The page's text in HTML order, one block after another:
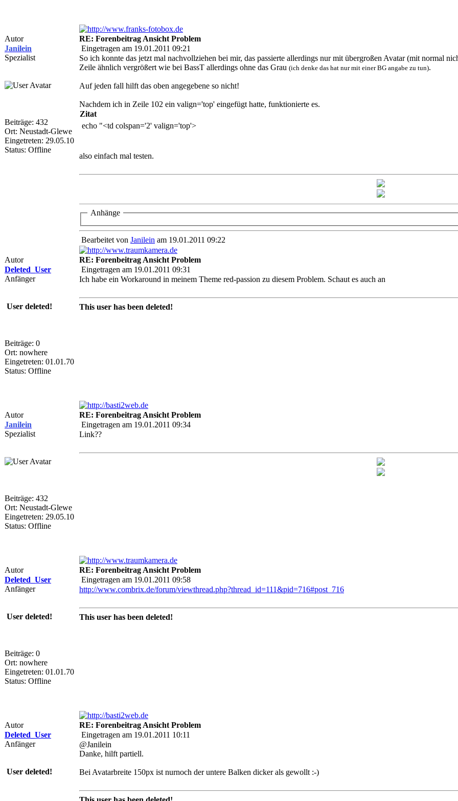
Autor RE: Forenbeitrag Ansicht Problem
Janilein
Spezialist
Beiträge: 432
Ort: Neustadt-Glewe
Eingetreten: 29.05.10
Status: Offline
Eingetragen am 19.01.2011 09:21
So ich konnte das jetzt mal nachvollziehen bei mir, das passierte allerdings nur mit übergroßen Avatar (mit normal
Zeile ähnlich vergrößert wie bei BassT allerdings ohne das Grau (ich denke das hat nur mit einer BG angabe zu tun).
Auf jeden fall hilft das oben angegebene so nicht!
Nachdem ich in Zeile 102 ein valign='top' eingefügt hatte, funktionierte es.
Zitat
echo "<td colspan='2' valign='top'>
also einfach mal testen.
Anhänge
Bearbeitet von Janilein am 19.01.2011 09:22
Autor RE: Forenbeitrag Ansicht Problem
Deleted_User
Anfänger
User deleted!
Beiträge: 0
Ort: nowhere
Eingetreten: 01.01.70
Status: Offline
Eingetragen am 19.01.2011 09:31
Ich habe ein Workaround in meinem Theme red-passion zu diesem Problem. Schaut es auch an
This user has been deleted!
Autor RE: Forenbeitrag Ansicht Problem
Janilein
Spezialist
Beiträge: 432
Ort: Neustadt-Glewe
Eingetreten: 29.05.10
Status: Offline
Eingetragen am 19.01.2011 09:34
Link??
Autor RE: Forenbeitrag Ansicht Problem
Deleted_User
Anfänger
User deleted!
Beiträge: 0
Ort: nowhere
Eingetreten: 01.01.70
Status: Offline
Eingetragen am 19.01.2011 09:58
http://www.combrix.de/forum/viewthread.php?thread_id=111&pid=716#post_716
This user has been deleted!
Autor RE: Forenbeitrag Ansicht Problem
Deleted_User
Anfänger
User deleted!
Eingetragen am 19.01.2011 10:11
@Janilein
Danke, hilft partiell.
Bei Avatarbreite 150px ist nurnoch der untere Balken dicker als gewollt :-)